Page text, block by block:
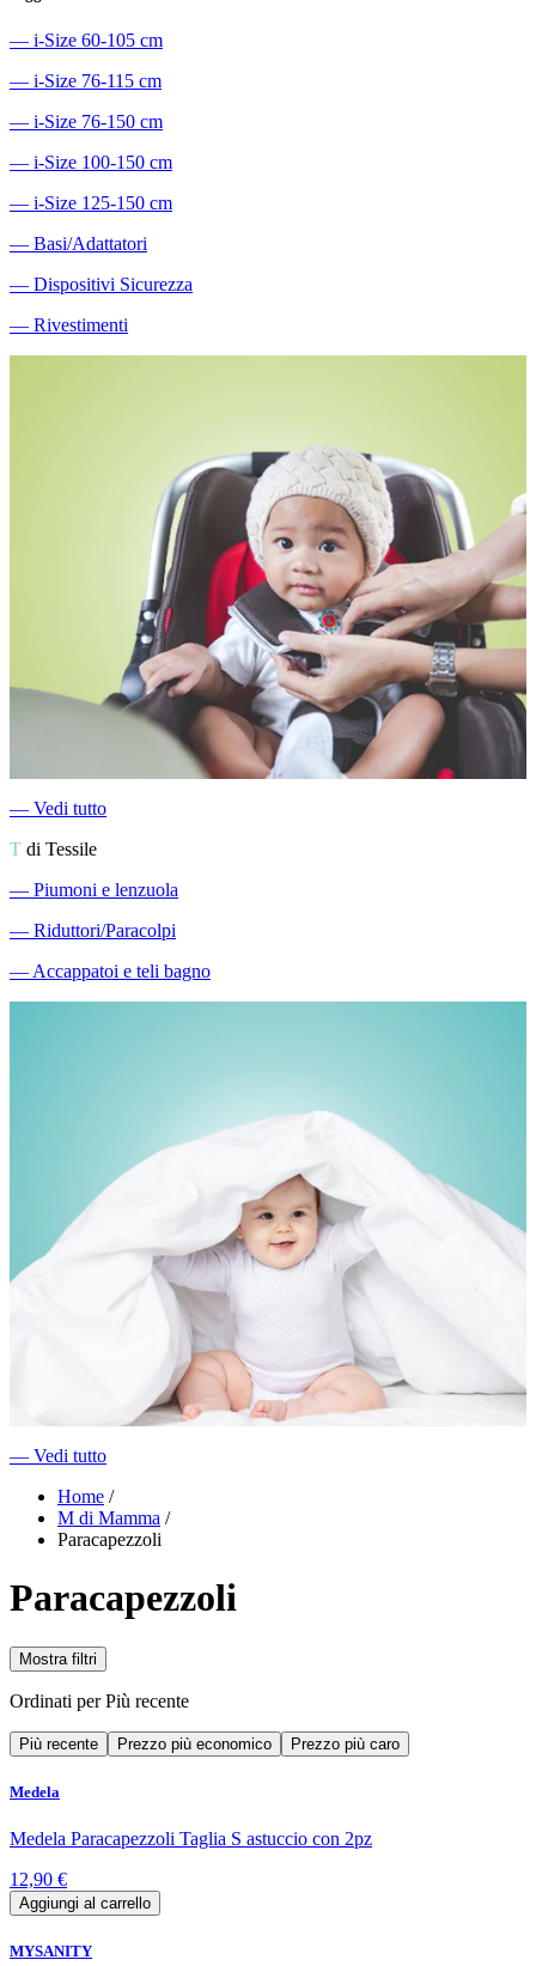
― i-Size 60-105 cm
― i-Size 76-115 cm
― i-Size 76-150 cm
― i-Size 100-150 cm
― i-Size 125-150 cm
― Basi/Adattatori
― Dispositivi Sicurezza
― Rivestimenti
― Vedi tutto
T di Tessile
― Piumoni e lenzuola
― Riduttori/Paracolpi
―Accappatoi e teli bagno
― Vedi tutto
Home /
M di Mamma /
Paracapezzoli
Paracapezzoli
Mostra filtri
Ordinati perPiù recente
Più recente Prezzo più economico Prezzo più caro
Medela
Medela Paracapezzoli Taglia S astuccio con 2pz
12,90 €
Aggiungi al carrello
MYSANITY